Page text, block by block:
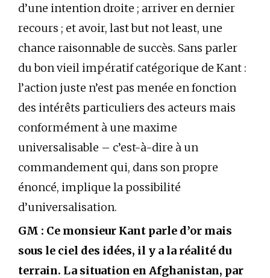
d’une intention droite ; arriver en dernier
recours ; et avoir, last but not least, une
chance raisonnable de succès. Sans parler
du bon vieil impératif catégorique de Kant :
l’action juste n’est pas menée en fonction
des intérêts particuliers des acteurs mais
conformément à une maxime
universalisable – c’est-à-dire à un
commandement qui, dans son propre
énoncé, implique la possibilité
d’universalisation.
GM : Ce monsieur Kant parle d’or mais
sous le ciel des idées, il y a la réalité du
terrain. La situation en Afghanistan, par